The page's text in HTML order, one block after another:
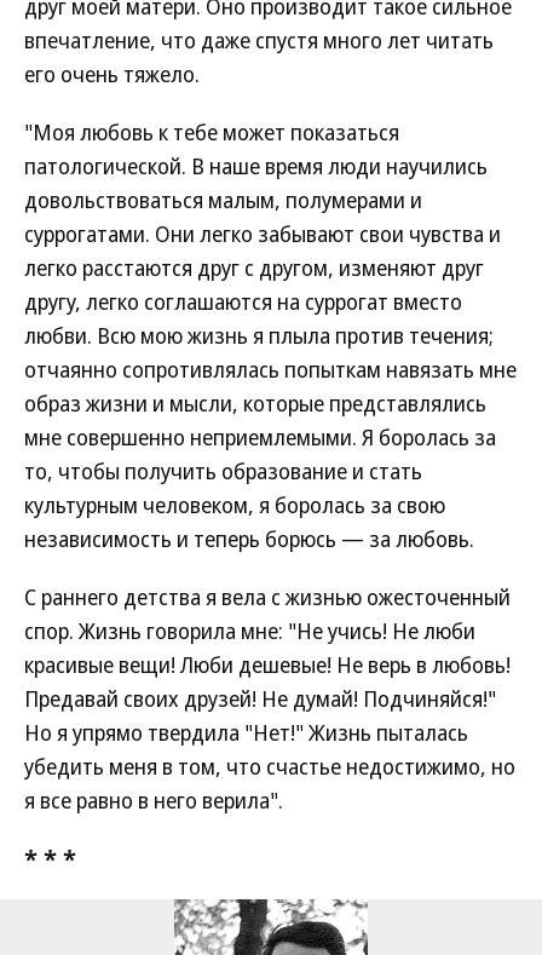
друг моей матери. Оно производит такое сильное
впечатление, что даже спустя много лет читать
его очень тяжело.
"Моя любовь к тебе может показаться
патологической. В наше время люди научились
довольствоваться малым, полумерами и
суррогатами. Они легко забывают свои чувства и
легко расстаются друг с другом, изменяют друг
другу, легко соглашаются на суррогат вместо
любви. Всю мою жизнь я плыла против течения;
отчаянно сопротивлялась попыткам навязать мне
образ жизни и мысли, которые представлялись
мне совершенно неприемлемыми. Я боролась за
то, чтобы получить образование и стать
культурным человеком, я боролась за свою
независимость и теперь борюсь — за любовь.
С раннего детства я вела с жизнью ожесточенный
спор. Жизнь говорила мне: "Не учись! Не люби
красивые вещи! Люби дешевые! Не верь в любовь!
Предавай своих друзей! Не думай! Подчиняйся!"
Но я упрямо твердила "Нет!" Жизнь пыталась
убедить меня в том, что счастье недостижимо, но
я все равно в него верила".
* * *